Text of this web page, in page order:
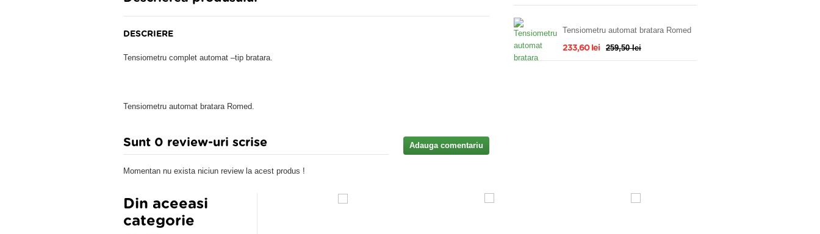
DESCRIERE
Tensiometru complet automat –tip bratara.
Tensiometru automat bratara Romed.
Sunt 0 review-uri scrise Adauga comentariu
Momentan nu exista niciun review la acest produs !
Tensiometru automat bratara Romed
233,60 lei 259,50 lei
Din aceeasi
categorie